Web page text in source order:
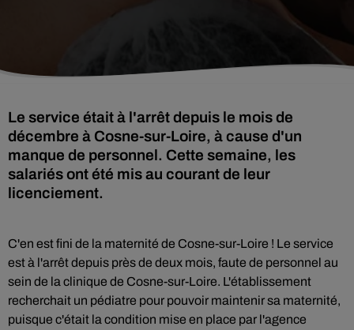
Le service était à l'arrêt depuis le mois de
décembre à Cosne-sur-Loire, à cause d'un
manque de personnel. Cette semaine, les
salariés ont été mis au courant de leur
licenciement.
C'en est fini de la maternité de Cosne-sur-Loire ! Le service
est à l'arrêt depuis près de deux mois, faute de personnel au
sein de la clinique de Cosne-sur-Loire. L'établissement
recherchait un pédiatre pour pouvoir maintenir sa maternité,
puisque c'était la condition mise en place par l'agence